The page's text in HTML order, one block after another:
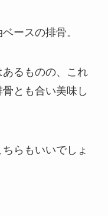
ースの排骨。
るものの、これ
とも合い美味し
らもいいでしょ